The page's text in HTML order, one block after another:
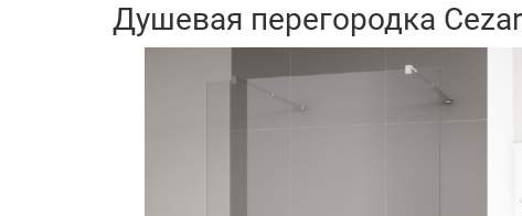
Душевая перегородка